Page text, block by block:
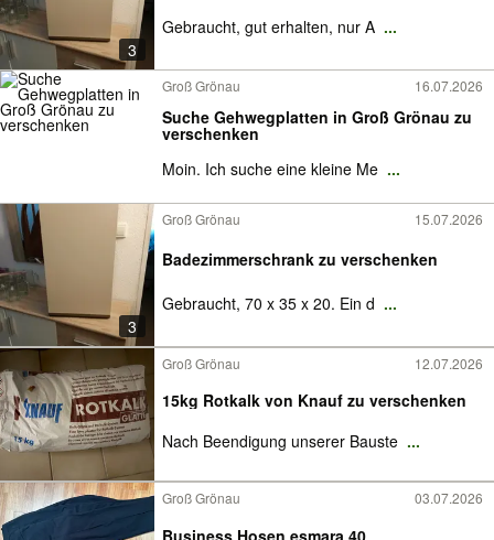
3
Gebraucht, gut erhalten, nur A ...
Groß Grönau 16.07.2026
Suche Gehwegplatten in Groß Grönau zu
verschenken
Moin. Ich suche eine kleine Me ...
3
Groß Grönau 15.07.2026
Badezimmerschrank zu verschenken
Gebraucht, 70 x 35 x 20. Ein d ...
Groß Grönau 12.07.2026
15kg Rotkalk von Knauf zu verschenken
Nach Beendigung unserer Bauste ...
Groß Grönau 03.07.2026
Business Hosen esmara 40